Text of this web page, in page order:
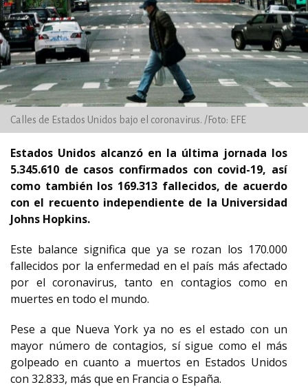
Calles de Estados Unidos bajo el coronavirus. /Foto: EFE
Estados Unidos alcanzó en la última jornada los
5.345.610 de casos confirmados con covid-19, así
como también los 169.313 fallecidos, de acuerdo
con el recuento independiente de la Universidad
Johns Hopkins.
Este balance significa que ya se rozan los 170.000
fallecidos por la enfermedad en el país más afectado
por el coronavirus, tanto en contagios como en
muertes en todo el mundo.
Pese a que Nueva York ya no es el estado con un
mayor número de contagios, sí sigue como el más
golpeado en cuanto a muertos en Estados Unidos
con 32.833, más que en Francia o España.